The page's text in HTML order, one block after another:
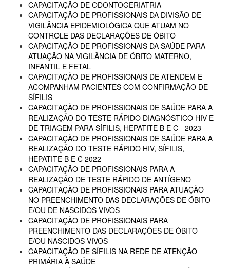
CAPACITAÇÃO DE ODONTOGERIATRIA
CAPACITAÇÃO DE PROFISSIONAIS DA DIVISÃO DE
VIGILÂNCIA EPIDEMIOLÓGICA QUE ATUAM NO
CONTROLE DAS DECLARAÇÕES DE ÓBITO
CAPACITAÇÃO DE PROFISSIONAIS DA SAÚDE PARA
ATUAÇÃO NA VIGILÂNCIA DE ÓBITO MATERNO,
INFANTIL E FETAL
CAPACITAÇÃO DE PROFISSIONAIS DE ATENDEM E
ACOMPANHAM PACIENTES COM CONFIRMAÇÃO DE
SÍFILIS
CAPACITAÇÃO DE PROFISSIONAIS DE SAÚDE PARA A
REALIZAÇÃO DO TESTE RÁPIDO DIAGNÓSTICO HIV E
DE TRIAGEM PARA SÍFILIS, HEPATITE B E C - 2023
CAPACITAÇÃO DE PROFISSIONAIS DE SAÚDE PARA A
REALIZAÇÃO DO TESTE RÁPIDO HIV, SÍFILIS,
HEPATITE B E C 2022
CAPACITAÇÃO DE PROFISSIONAIS PARA A
REALIZAÇÃO DE TESTE RÁPIDO DE ANTÍGENO
CAPACITAÇÃO DE PROFISSIONAIS PARA ATUAÇÃO
NO PREENCHIMENTO DAS DECLARAÇÕES DE ÓBITO
E/OU DE NASCIDOS VIVOS
CAPACITAÇÃO DE PROFISSIONAIS PARA
PREENCHIMENTO DAS DECLARAÇÕES DE ÓBITO
E/OU NASCIDOS VIVOS
CAPACITAÇÃO DE SÍFILIS NA REDE DE ATENÇÃO
PRIMÁRIA À SAÚDE